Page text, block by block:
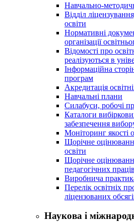
Навчально-
Відділ
освіти
Нормативні
організації
Відомості про
реалізуються в
Інформаційна
програм
Акредитація
Навчальні плани
Силабуси, робочі
Каталоги
забезпечення
Моніторинг якості
Щорічне
освіти
Щорічне
педагогічних
Виробнича
Перелік освітніх
ліцензoваних
Наукова і